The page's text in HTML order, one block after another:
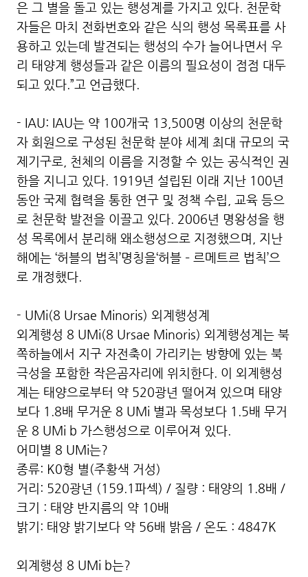
은 그 별을 돌고 있는 행성계를 가지고 있다. 천문학
자들은 마치 전화번호와 같은 식의 행성 목록표를 사
용하고 있는데 발견되는 행성의 수가 늘어나면서 우
리 태양계 행성들과 같은 이름의 필요성이 점점 대두
되고 있다.”고 언급했다.
- IAU: IAU는 약 100개국 13,500명 이상의 천문학
자 회원으로 구성된 천문학 분야 세계 최대 규모의 국
제기구로, 천체의 이름을 지정할 수 있는 공식적인 권
한을 지니고 있다. 1919년 설립된 이래 지난 100년
동안 국제 협력을 통한 연구 및 정책 수립, 교육 등으
로 천문학 발전을 이끌고 있다. 2006년 명왕성을 행
성 목록에서 분리해 왜소행성으로 지정했으며, 지난
해에는 ‘허블의 법칙’명칭을‘허블 – 르메트르 법칙’으
로 개정했다.
- UMi(8 Ursae Minoris) 외계행성계
외계행성 8 UMi(8 Ursae Minoris) 외계행성계는 북
쪽하늘에서 지구 자전축이 가리키는 방향에 있는 북
극성을 포함한 작은곰자리에 위치한다. 이 외계행성
계는 태양으로부터 약 520광년 떨어져 있으며 태양
보다 1.8배 무거운 8 UMi 별과 목성보다 1.5배 무거
운 8 UMi b 가스행성으로 이루어져 있다.
어미별 8 UMi는?
종류: K0형 별(주황색 거성)
거리: 520광년 (159.1파섹) / 질량 : 태양의 1.8배 /
크기 : 태양 반지름의 약 10배
밝기: 태양 밝기보다 약 56배 밝음 / 온도 : 4847K
외계행성 8 UMi b는?